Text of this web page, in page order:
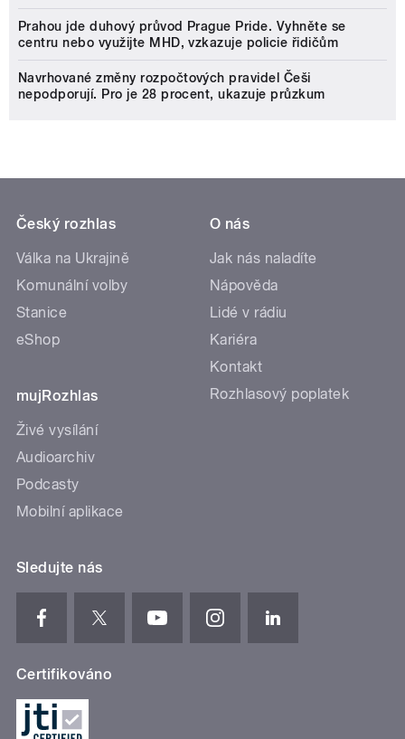
Prahou jde duhový průvod Prague Pride. Vyhněte se
centru nebo využijte MHD, vzkazuje policie řidičům
Navrhované změny rozpočtových pravidel Češi
nepodporují. Pro je 28 procent, ukazuje průzkum
Český rozhlas
Válka na Ukrajině
Komunální volby
Stanice
eShop
mujRozhlas
Živé vysílání
Audioarchiv
Podcasty
Mobilní aplikace
O nás
Jak nás naladíte
Nápověda
Lidé v rádiu
Kariéra
Kontakt
Rozhlasový poplatek
Sledujte nás
Certifikováno